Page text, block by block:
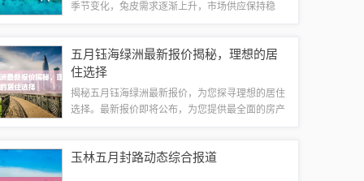
季节变化，兔皮需求逐渐上升，市场供应保持稳
引了更多买家关注。整体而言，河北尚村兔皮市...
五月钰海绿洲最新报价揭秘，理想的居
住选择
揭秘五月钰海绿洲最新报价，为您探寻理想的居住
选择。最新报价即将公布，为您提供最全面的房产
选。五月新报价出炉，为您的购房计划提供重要...
玉林五月封路动态综合报道